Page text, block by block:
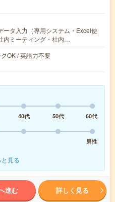
ータ入力（専用システム・Excel使
内ミーティング・社内…
OK / 英語力不要
40代 50代
60代
男性
と見る
進む 詳しく見る